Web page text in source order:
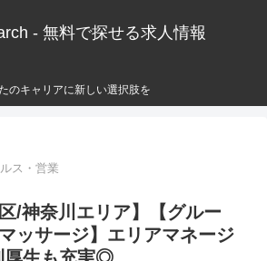
- 無料で探せる求人情報
のキャリアに新しい選択肢を
ス・営業
/神奈川エリア】【グルー
ッサージ】エリアマネージ